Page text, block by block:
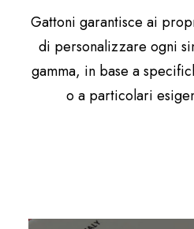
Gattoni garantisce ai
di personalizzare ogni
gamma, in base a
o a particolari